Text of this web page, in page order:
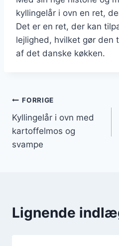
kyllingelår i ovn en ret,
Det er en ret, der kan
lejlighed, hvilket gør den
af det danske køkken.
FORRIGE
Kyllingelår i ovn med
kartoffelmos og
svampe
Lignende